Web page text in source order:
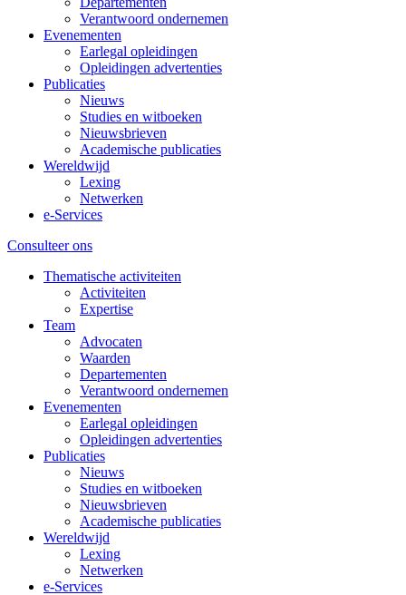
Verantwoord ondernemen
Evenementen
Earlegal opleidingen
Opleidingen advertenties
Publicaties
Nieuws
Studies en witboeken
Nieuwsbrieven
Academische publicaties
Wereldwijd
Lexing
Netwerken
e-Services
Consulteer ons
Thematische activiteiten
Activiteiten
Expertise
Team
Advocaten
Waarden
Departementen
Verantwoord ondernemen
Evenementen
Earlegal opleidingen
Opleidingen advertenties
Publicaties
Nieuws
Studies en witboeken
Nieuwsbrieven
Academische publicaties
Wereldwijd
Lexing
Netwerken
e-Services